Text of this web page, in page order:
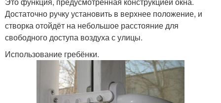
Достаточно ручку установить в верхнее положение, и
створка отойдёт на небольшое расстояние для
свободного доступа воздуха с улицы.
Использование гребёнки.